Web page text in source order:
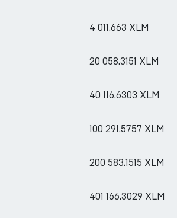
4 011.663 XLM
20 058.3151 XLM
40 116.6303 XLM
100 291.5757 XLM
200 583.1515 XLM
401 166.3029 XLM